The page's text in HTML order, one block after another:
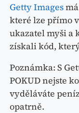
Getty Images
které lze přímo
ukazatel myši a
získali kód,
Poznámka: S
POKUD nejste
vyděláváte
opatrně.